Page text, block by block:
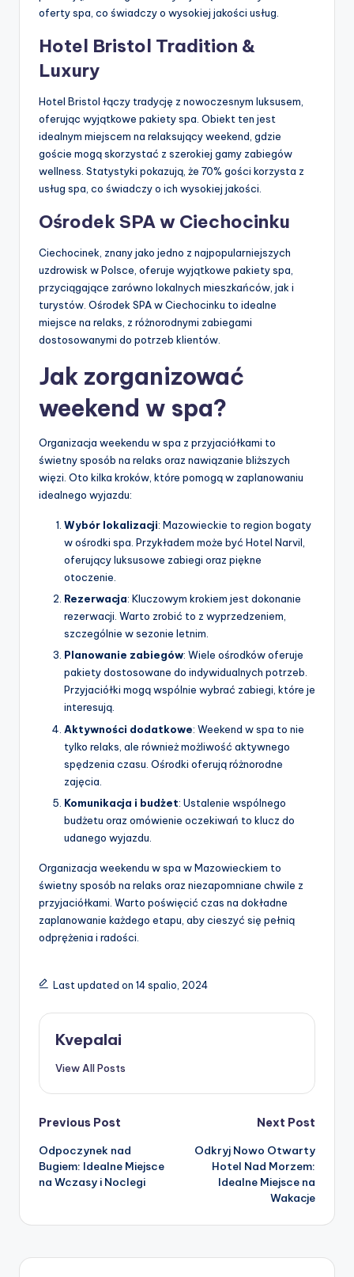
oferty spa, co świadczy o wysokiej jakości usług.
Hotel Bristol Tradition &
Luxury
Hotel Bristol łączy tradycję z nowoczesnym luksusem,
oferując wyjątkowe pakiety spa. Obiekt ten jest
idealnym miejscem na relaksujący weekend, gdzie
goście mogą skorzystać z szerokiej gamy zabiegów
wellness. Statystyki pokazują, że 70% gości korzysta z
usług spa, co świadczy o ich wysokiej jakości.
Ośrodek SPA w Ciechocinku
Ciechocinek, znany jako jedno z najpopularniejszych
uzdrowisk w Polsce, oferuje wyjątkowe pakiety spa,
przyciągające zarówno lokalnych mieszkańców, jak i
turystów. Ośrodek SPA w Ciechocinku to idealne
miejsce na relaks, z różnorodnymi zabiegami
dostosowanymi do potrzeb klientów.
Jak zorganizować
weekend w spa?
Organizacja weekendu w spa z przyjaciółkami to
świetny sposób na relaks oraz nawiązanie bliższych
więzi. Oto kilka kroków, które pomogą w zaplanowaniu
idealnego wyjazdu:
Wybór lokalizacji: Mazowieckie to region bogaty
w ośrodki spa. Przykładem może być Hotel Narvil,
oferujący luksusowe zabiegi oraz piękne
otoczenie.
Rezerwacja: Kluczowym krokiem jest dokonanie
rezerwacji. Warto zrobić to z wyprzedzeniem,
szczególnie w sezonie letnim.
Planowanie zabiegów: Wiele ośrodków oferuje
pakiety dostosowane do indywidualnych potrzeb.
Przyjaciółki mogą wspólnie wybrać zabiegi, które je
interesują.
Aktywności dodatkowe: Weekend w spa to nie
tylko relaks, ale również możliwość aktywnego
spędzenia czasu. Ośrodki oferują różnorodne
zajęcia.
Komunikacja i budżet: Ustalenie wspólnego
budżetu oraz omówienie oczekiwań to klucz do
udanego wyjazdu.
Organizacja weekendu w spa w Mazowieckiem to
świetny sposób na relaks oraz niezapomniane chwile z
przyjaciółkami. Warto poświęcić czas na dokładne
zaplanowanie każdego etapu, aby cieszyć się pełnią
odprężenia i radości.
Last updated on 14 spalio, 2024
Kvepalai
View All Posts
Post
navigation
Previous Post
Odpoczynek nad
Bugiem: Idealne Miejsce
na Wczasy i Noclegi
Next Post
Odkryj Nowo Otwarty
Hotel Nad Morzem:
Idealne Miejsce na
Wakacje